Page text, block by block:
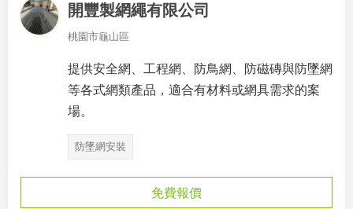
開豐製網繩有限公司
桃園市龜山區
提供安全網、工程網、防鳥網、防磁磚與防墜網
等各式網類產品，適合有材料或網具需求的案
場。
防墜網安裝
免費報價